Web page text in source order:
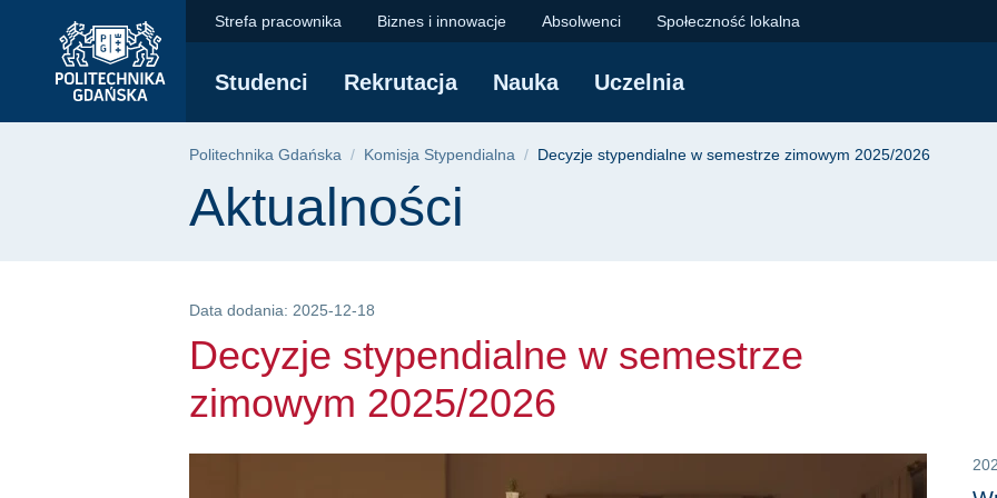
głównego
wyszukiwarki
Decyzje stypendialne w semestrze
Strefa pracownika Biznes i innowacje Absolwenci Społeczność lokalna
Studenci Rekrutacja Nauka Uczelnia
Ścieżka nawigacyjna
Politechnika Gdańska Komisja Stypendialna Decyzje stypendialne w semestrze zimowym 2025/2026
Treść strony
Aktualności
Data dodania: 2025-12-18
Decyzje stypendialne w semestrze
zimowym 2025/2026